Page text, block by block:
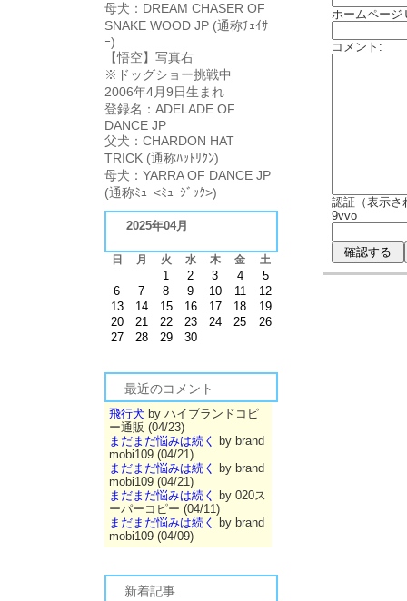
母犬：DREAM CHASER OF
SNAKE WOOD JP (通称ﾁｪｲｻ
ｰ)
【悟空】写真右
※ドッグショー挑戦中
2006年4月9日生まれ
登録名：ADELADE OF
DANCE JP
父犬：CHARDON HAT
TRICK (通称ﾊｯﾄﾘｸﾝ)
母犬：YARRA OF DANCE JP
(通称ﾐｭｰ<ﾐｭｰｼﾞｯｸ>)
2025年04月
日 月 火 水 木 金 土
1 2 3 4
5
6
7 8 9 10 11
12
13
14 15 16 17 18
19
20
21 22 23 24 25
26
27
28 29 30
最近のコメント
飛行犬 by ハイブランドコピ
ー通販 (04/23)
まだまだ悩みは続く
by brand
mobi109 (04/21)
まだまだ悩みは続く
by brand
mobi109 (04/21)
まだまだ悩みは続く
by 020ス
ーパーコピー (04/11)
まだまだ悩みは続く
by brand
mobi109 (04/09)
新着記事
ホームページ
コメント:
認証（表示さ
9vvo